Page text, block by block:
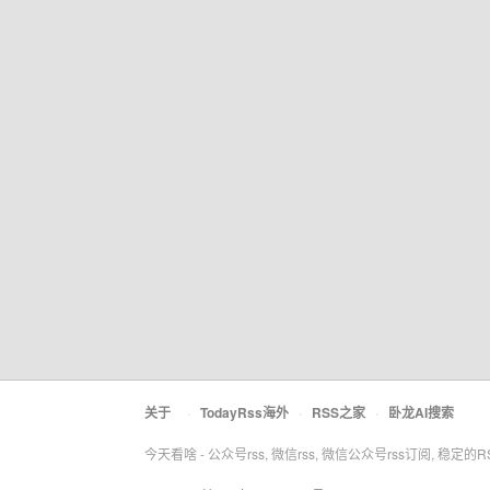
关于 · TodayRss海外 · RSS之家 · 卧龙AI搜索
今天看啥 - 公众号rss, 微信rss, 微信公众号rss订阅, 稳定的